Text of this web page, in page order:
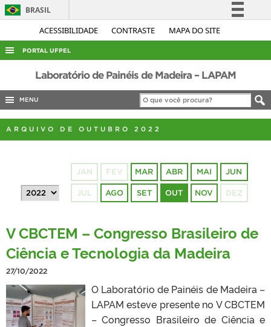
ACESSIBILIDADE CONTRASTE MAPA DO SITE
BRASIL
Simplifique!
Legislação
Canais
PORTAL UFPEL
ACESSO À INFORMAÇÃO
AUDITORIA
CONCURSOS
OUVIDORIA
TELEFONES
Laboratório de Painéis de Madeira – LAPAM
MENU
ARQUIVO DE OUTUBRO 2022
JAN FEV MAR ABR MAI JUN
JUL AGO SET OUT NOV DEZ
V CBCTEM – Congresso Brasileiro de
Ciência e Tecnologia da Madeira
27/10/2022
O Laboratório de Painéis de Madeira –
LAPAM esteve presente no V CBCTEM
– Congresso Brasileiro de Ciência e